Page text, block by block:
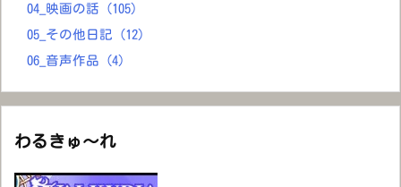
04_映画の話
(105)
05_その他日記
(12)
06_音声作品
(4)
わるきゅ～れ